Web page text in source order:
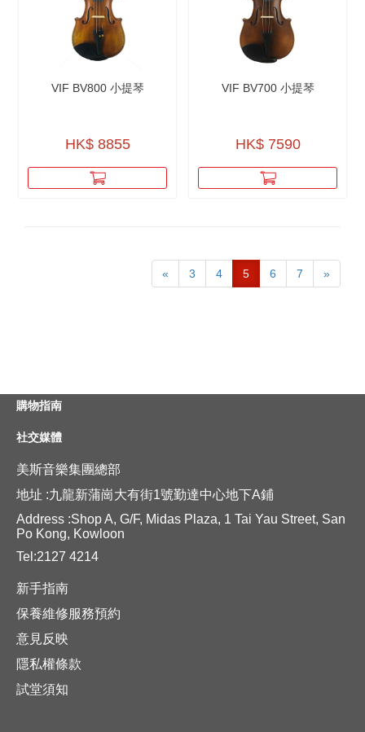
VIF BV800 小提琴
HK$ 8855
VIF BV700 小提琴
HK$ 7590
« 3 4 5 6 7 »
購物指南
社交媒體
美斯音樂集團總部
地址 :九龍新蒲崗大有街1號勤達中心地下A鋪
Address :Shop A, G/F, Midas Plaza, 1 Tai Yau Street, San
Po Kong, Kowloon
Tel:2127 4214
新手指南
保養維修服務預約
意見反映
隱私權條款
試堂須知